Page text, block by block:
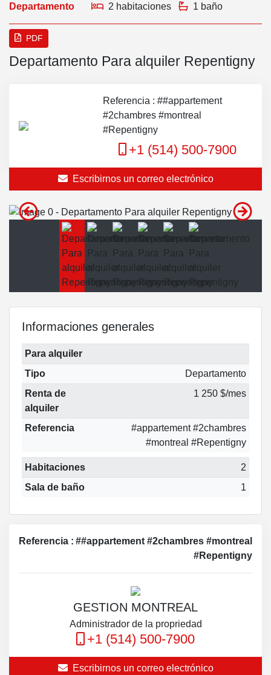
Departamento 2 habitaciones 1 baño
PDF
Departamento Para alquiler Repentigny
Referencia : ##appartement
#2chambres #montreal
#Repentigny
+1 (514) 500-7900
Escribirnos un correo electrónico
Informaciones generales
Para alquiler
Tipo
Departamento
Renta de
alquiler
1 250 $/mes
Referencia
#appartement #2chambres
#montreal #Repentigny
Habitaciones
2
Sala de baño
1
Referencia : ##appartement #2chambres #montreal
#Repentigny
GESTION MONTREAL
Administrador de la propriedad
+1 (514) 500-7900
Escribirnos un correo electrónico